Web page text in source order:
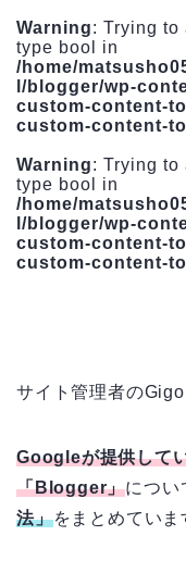
Warning: Trying to
type bool in
/home/
l/blogger/wp-
custom-content-
custom-content-
Warning: Trying to
type bool in
/home/
l/blogger/wp-
custom-content-
custom-content-
サイト管理者の
Googleが提供して
「Blogger」につい
法」をまとめていま